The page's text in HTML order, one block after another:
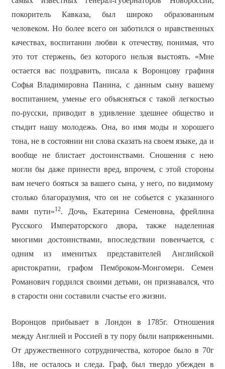
покоритель Кавказа, был широко образованным
человеком. Но более всего он заботился о нравственных
качествах, воспитании любви к отечеству, понимая, что
это тот стержень, без которого нельзя выстоять. «Мне
остается вас поздравить, писала к Воронцову графиня
Софья Владимировна Панина, с данным сыну вашему
воспитанием, уменье его объясняться с такой легкостью
по-русски, приводит в удивление здешнее общество и
стыдит нашу молодежь. Она, во имя моды и хорошего
тона, не в состоянии ни слова сказать на своем языке, да и
вообще не блистает достоинствами. Сношения с нею
могли бы даже принести вред, впрочем, с этой стороны
вам нечего бояться за вашего сына, у него, по видимому
столько благоразумия, что он не собьется с указанного
вами пути»12. Дочь, Екатерина Семеновна, фрейлина
Русского Императорского двора, также наделенная
многими достоинствами, впоследствии повенчается, с
одним из именитых представителей Английской
аристократии, графом Пемброком-Монгомери. Семен
Романович гордился своими детьми, он признавался, что
в старости они составили счастье его жизни.
Воронцов прибывает в Лондон в 1785г. Отношения
между Англией и Россией в ту пору были напряженными.
От дружественного сотрудничества, которое было в 70г
18в, не осталось и следа. Граф, был твердо убежден в